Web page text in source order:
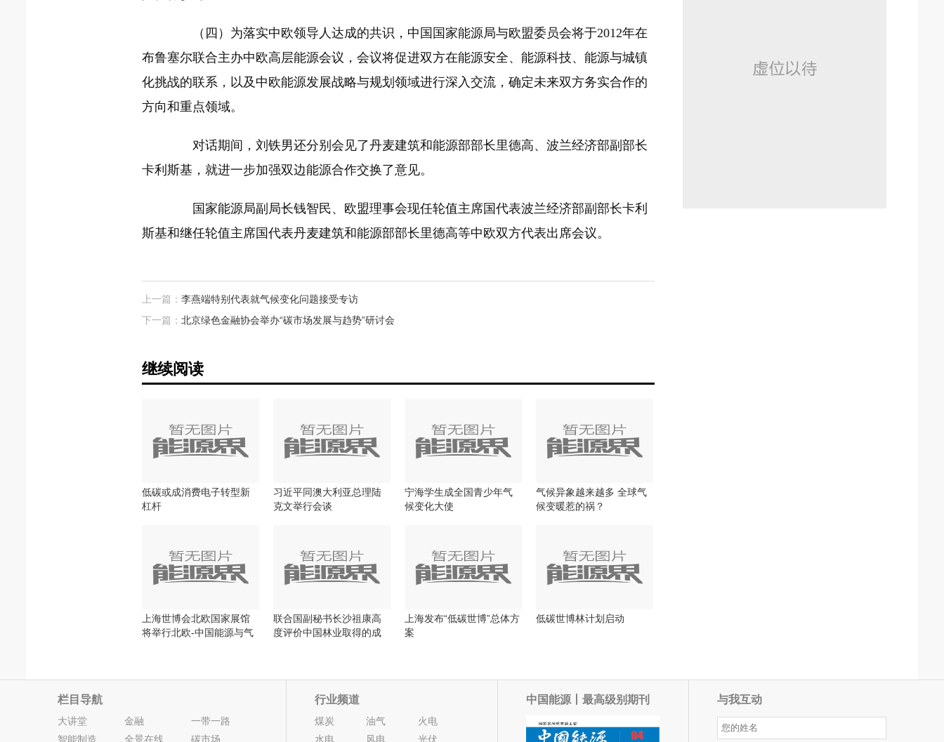
（四）为落实中欧领导人达成的共识，中国国家能源局与欧盟委员会将于2012年在
布鲁塞尔联合主办中欧高层能源会议，会议将促进双方在能源安全、能源科技、能源与城镇
化挑战的联系，以及中欧能源发展战略与规划领域进行深入交流，确定未来双方务实合作的
方向和重点领域。
对话期间，刘铁男还分别会见了丹麦建筑和能源部部长里德高、波兰经济部副部长
卡利斯基，就进一步加强双边能源合作交换了意见。
国家能源局副局长钱智民、欧盟理事会现任轮值主席国代表波兰经济部副部长卡利
斯基和继任轮值主席国代表丹麦建筑和能源部部长里德高等中欧双方代表出席会议。
上一篇： 李燕端特别代表就气候变化问题接受专访
下一篇： 北京绿色金融协会举办“碳市场发展与趋势”研讨会
继续阅读
低碳或成消费电子转型新
杠杆
习近平同澳大利亚总理陆
克文举行会谈
宁海学生成全国青少年气
候变化大使
气候异象越来越多 全球气
候变暖惹的祸？
上海世博会北欧国家展馆
将举行北欧-中国能源与气
联合国副秘书长沙祖康高
度评价中国林业取得的成
上海发布“低碳世博”总体方
案
低碳世博林计划启动
栏目导航
大讲堂 金融
一带一路
智能制造
全景在线 碳市场
行业频道
煤炭 油气
火电
水电
风电 光伏
中国能源丨最高级别期刊 与我互动